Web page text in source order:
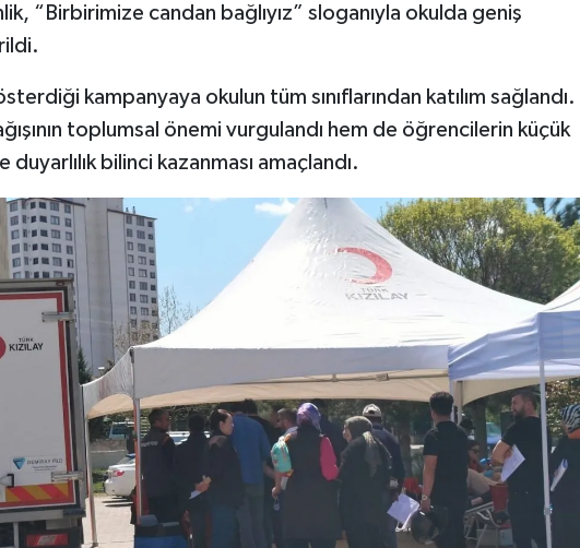
“Birbirimize candan bağlıyız” sloganıyla okulda geniş
kampanyaya okulun tüm sınıflarından katılım sağlandı.
toplumsal önemi vurgulandı hem de öğrencilerin küçük
bilinci kazanması amaçlandı.